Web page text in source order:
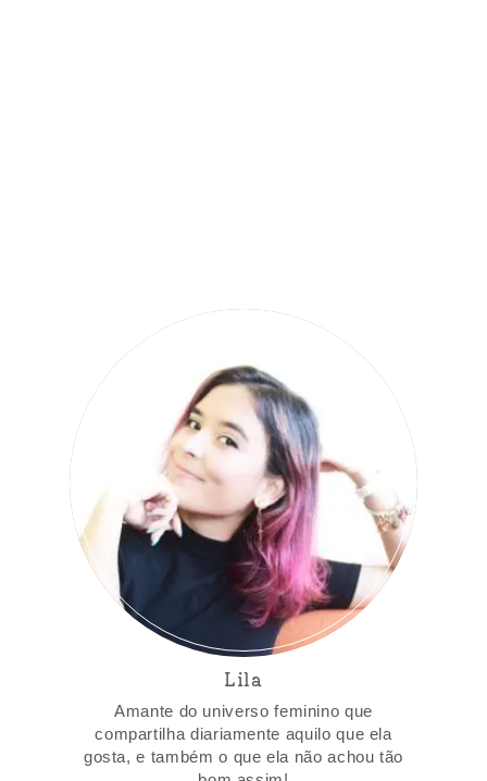
Lila
Amante do universo feminino que
compartilha diariamente aquilo que ela
gosta, e também o que ela não achou tão